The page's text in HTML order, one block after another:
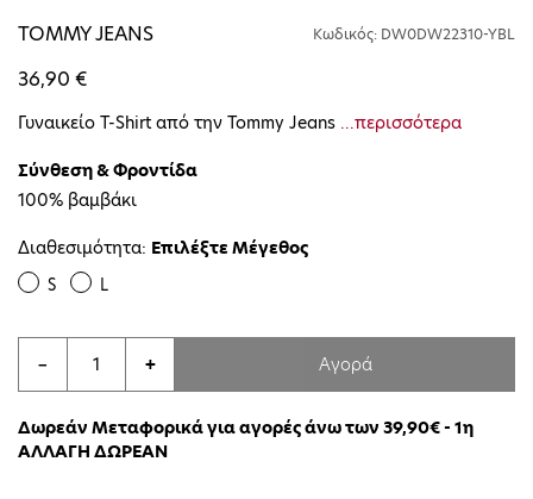
TOMMY JEANS Κωδικός: DW0DW22310-YBL
36,90 €
Γυναικείο T-Shirt από την Tommy Jeans ...περισσότερα
Σύνθεση & Φροντίδα
100% βαμβάκι
Διαθεσιμότητα: Επιλέξτε Μέγεθος
S L
− + Αγορά
Δωρεάν Μεταφορικά για αγορές άνω των 39,90€ - 1η
ΑΛΛΑΓΗ ΔΩΡΕΑΝ